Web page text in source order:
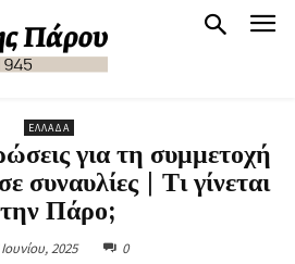
ΕΛΛΆΔΑ
για τη συμμετοχή
συναυλίες | Τι γίνεται
Πάρο;
2025 0